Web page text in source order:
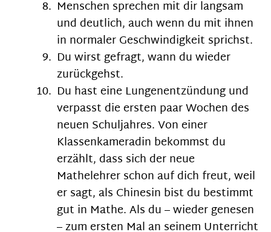
Menschen sprechen mit dir langsam
und deutlich, auch wenn du mit ihnen
in normaler Geschwindigkeit sprichst.
Du wirst gefragt, wann du wieder
zurückgehst.
Du hast eine Lungenentzündung und
verpasst die ersten paar Wochen des
neuen Schuljahres. Von einer
Klassenkameradin bekommst du
erzählt, dass sich der neue
Mathelehrer schon auf dich freut, weil
er sagt, als Chinesin bist du bestimmt
gut in Mathe. Als du – wieder genesen
– zum ersten Mal an seinem Unterricht